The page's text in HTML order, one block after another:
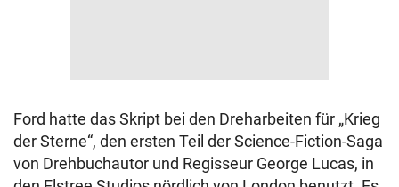
Ford hatte das Skript bei den Dreharbeiten für „Krieg
der Sterne“, den ersten Teil der Science-Fiction-Saga
von Drehbuchautor und Regisseur George Lucas, in